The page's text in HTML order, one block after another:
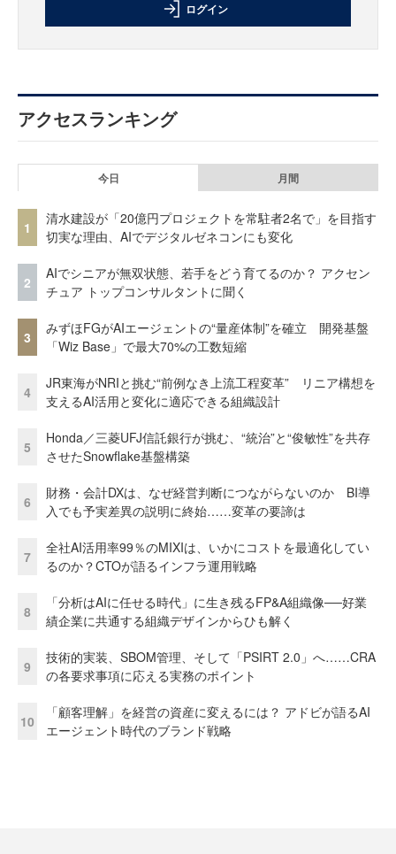
ログイン
アクセスランキング
今日 月間
1
清水建設が「20億円プロジェクトを常駐者2名で」を目指す
切実な理由、AIでデジタルゼネコンにも変化
2
AIでシニアが無双状態、若手をどう育てるのか？ アクセン
チュア トップコンサルタントに聞く
3
みずほFGがAIエージェントの“量産体制”を確立 開発基盤
「Wiz Base」で最大70%の工数短縮
4
JR東海がNRIと挑む“前例なき上流工程変革” リニア構想を
支えるAI活用と変化に適応できる組織設計
5
Honda／三菱UFJ信託銀行が挑む、“統治”と“俊敏性”を共存
させたSnowflake基盤構築
6
財務・会計DXは、なぜ経営判断につながらないのか BI導
入でも予実差異の説明に終始……変革の要諦は
7
全社AI活用率99％のMIXIは、いかにコストを最適化してい
るのか？CTOが語るインフラ運用戦略
8
「分析はAIに任せる時代」に生き残るFP&A組織像──好業
績企業に共通する組織デザインからひも解く
9
技術的実装、SBOM管理、そして「PSIRT 2.0」へ……CRA
の各要求事項に応える実務のポイント
10
「顧客理解」を経営の資産に変えるには？ アドビが語るAI
エージェント時代のブランド戦略